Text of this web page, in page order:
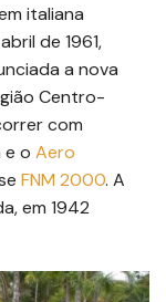
italiana
de 1961,
a nova
Centro-
com
e o Aero
FNM 2000. A
em 1942